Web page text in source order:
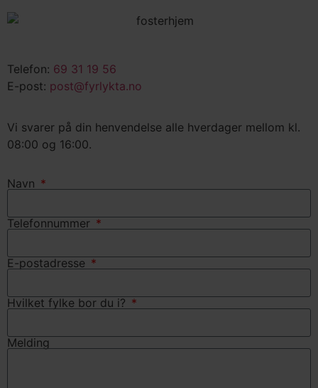
Telefon: 69 31 19 56
E-post: post@fyrlykta.no
Vi svarer på din henvendelse alle hverdager mellom kl.
08:00 og 16:00.
Navn
Telefonnummer
E-postadresse
Hvilket fylke bor du i?
Melding